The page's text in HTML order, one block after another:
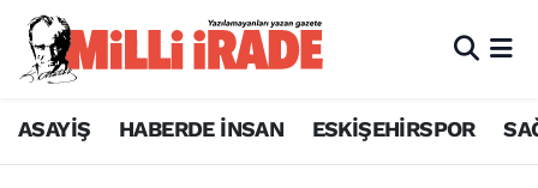
ASAYİŞ HABERDE İNSAN ESKİŞEHİRSPOR